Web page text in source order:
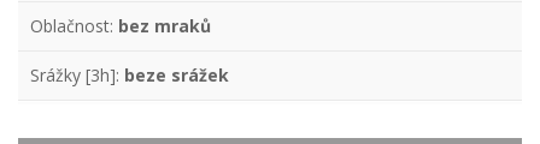
Oblačnost: bez mraků
Srážky [3h]: beze srážek